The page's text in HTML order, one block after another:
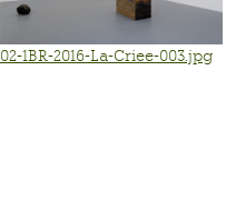
02-1BR-2016-La-Criee-003.jpg